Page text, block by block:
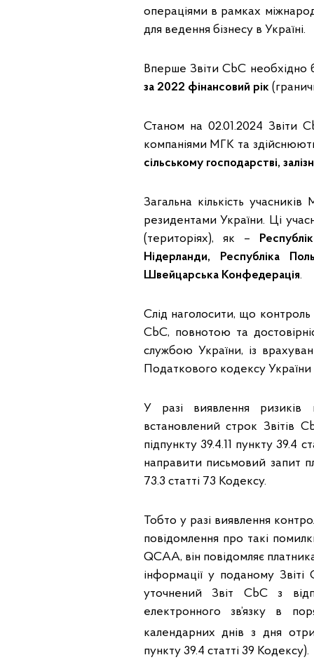
операціями в рамках
для ведення бізнесу в Україні.
Вперше Звіти CbC необхідно
за 2022 фінансовий рік
Станом на 02.01.2024 Звіти
компаніями МГК та
сільському господарстві,
Загальна кількість
резидентами України. Ці
(територіях), як –
Нідерланди, Республіка
Швейцарська Конфедерація.
Слід наголосити, що
CbC, повнотою та
службою України, із
Податкового кодексу України
У разі виявлення ризиків
встановлений строк Звітів
підпункту 39.4.11 пункту 39.4
направити письмовий запит
73.3 статті 73 Кодексу.
Тобто у разі виявлення
повідомлення про такі
QCAA, він повідомляє
інформації у поданому
уточнений Звіт CbC з
електронного зв’язку в
календарних днів з дня
пункту 39.4 статті 39 Кодексу).